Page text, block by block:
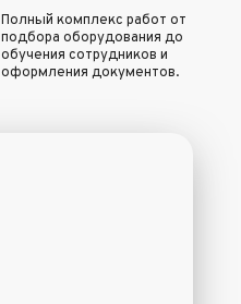
Полный комплекс работ от
подбора оборудования до
обучения сотрудников и
оформления документов.